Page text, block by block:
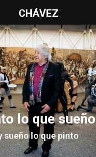
CHÁVEZ
lo que sueño
sueño lo que pinto